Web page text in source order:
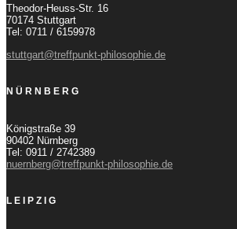
Theodor-Heuss-Str. 16
70174 Stuttgart
Tel: 0711 / 6159978
stuttgart@treffpunkt-philosophie.de
NÜRNBERG
Königstraße 39
90402 Nürnberg
Tel: 0911 / 2742389
nuernberg@treffpunkt-philosophie.de
LEIPZIG